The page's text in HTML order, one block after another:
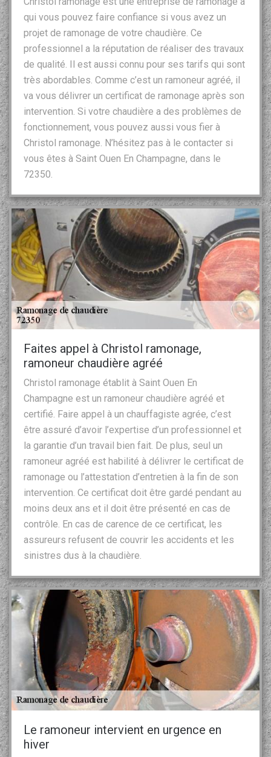
qui vous pouvez faire confiance si vous avez un
projet de ramonage de votre chaudière. Ce
professionnel a la réputation de réaliser des travaux
de qualité. Il est aussi connu pour ses tarifs qui sont
très abordables. Comme c’est un ramoneur agréé, il
va vous délivrer un certificat de ramonage après son
intervention. Si votre chaudière a des problèmes de
fonctionnement, vous pouvez aussi vous fier à
Christol ramonage. N’hésitez pas à le contacter si
vous êtes à Saint Ouen En Champagne, dans le
72350.
Faites appel à Christol ramonage,
ramoneur chaudière agréé
Christol ramonage établit à Saint Ouen En
Champagne est un ramoneur chaudière agréé et
certifié. Faire appel à un chauffagiste agrée, c’est
être assuré d’avoir l’expertise d’un professionnel et
la garantie d’un travail bien fait. De plus, seul un
ramoneur agréé est habilité à délivrer le certificat de
ramonage ou l’attestation d’entretien à la fin de son
intervention. Ce certificat doit être gardé pendant au
moins deux ans et il doit être présenté en cas de
contrôle. En cas de carence de ce certificat, les
assureurs refusent de couvrir les accidents et les
sinistres dus à la chaudière.
Le ramoneur intervient en urgence en
hiver